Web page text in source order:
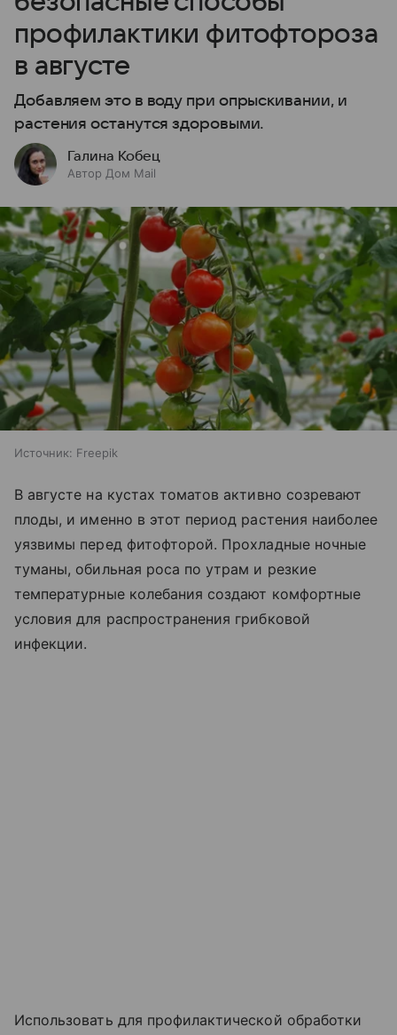
профилактики фитофтороза
в августе
Добавляем это в воду при опрыскивании, и
растения останутся здоровыми.
Галина Кобец
Автор Дом Mail
Источник: Freepik
В августе на кустах томатов активно созревают
плоды, и именно в этот период растения наиболее
уязвимы перед фитофторой. Прохладные ночные
туманы, обильная роса по утрам и резкие
температурные колебания создают комфортные
условия для распространения грибковой
инфекции.
Использовать для профилактической обработки